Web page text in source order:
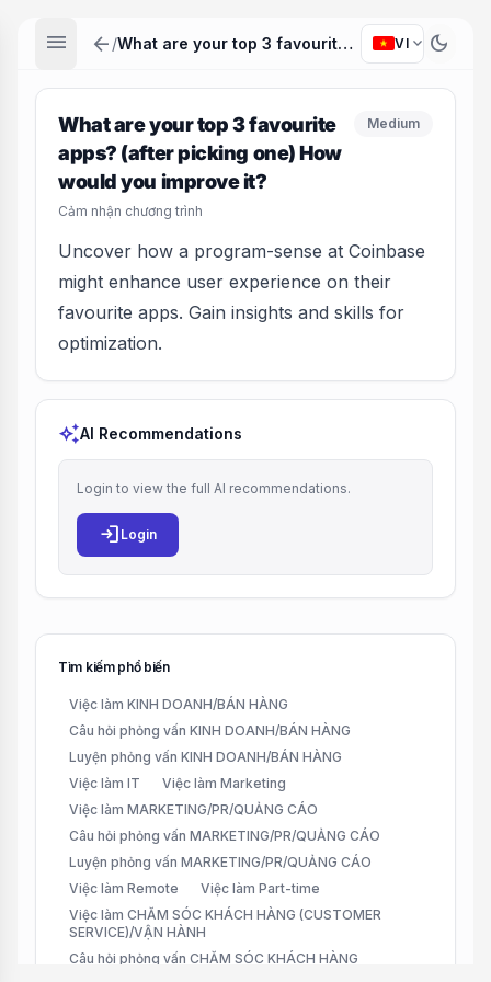
menu arrow_back / What are your top 3 favourite apps? (after picking one) How would you improve it? VI expand_more dark_mode
What are your top 3 favourite
apps? (after picking one) How
would you improve it?
Cảm nhận chương trình
Medium
Uncover how a program-sense at Coinbase
might enhance user experience on their
favourite apps. Gain insights and skills for
optimization.
auto_awesomeAI Recommendations
Login to view the full AI recommendations.
login Login
Tìm kiếm phổ biến
Việc làm KINH DOANH/BÁN HÀNG
Câu hỏi phỏng vấn KINH DOANH/BÁN HÀNG
Luyện phỏng vấn KINH DOANH/BÁN HÀNG
Việc làm IT
Việc làm Marketing
Việc làm MARKETING/PR/QUẢNG CÁO
Câu hỏi phỏng vấn MARKETING/PR/QUẢNG CÁO
Luyện phỏng vấn MARKETING/PR/QUẢNG CÁO
Việc làm Remote
Việc làm Part-time
Việc làm CHĂM SÓC KHÁCH HÀNG (CUSTOMER
SERVICE)/VẬN HÀNH
Câu hỏi phỏng vấn CHĂM SÓC KHÁCH HÀNG